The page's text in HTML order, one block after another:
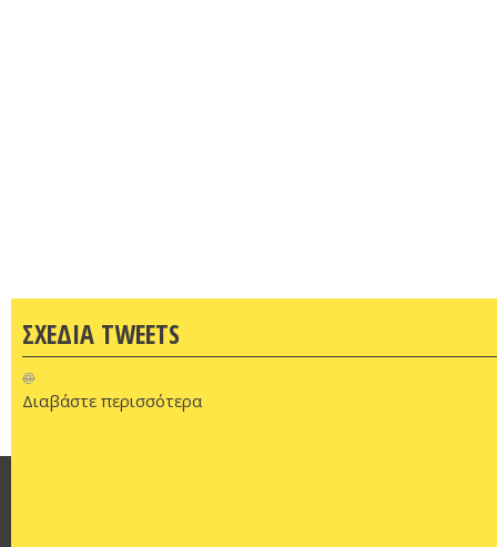
ΣΧΕΔΙΑ TWEETS
@
Διαβάστε περισσότερα